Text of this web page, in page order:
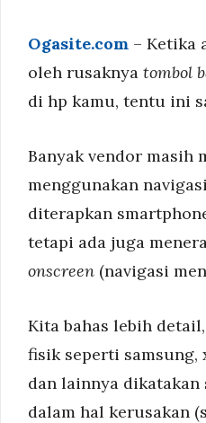
Ogasite.com – Ketika
oleh rusaknya tombol
di hp kamu, tentu ini
Banyak vendor masih
menggunakan
diterapkan
tetapi ada juga
onscreen (navigasi
Kita bahas lebih
fisik seperti samsung,
dan lainnya dikatakan
dalam hal kerusakan